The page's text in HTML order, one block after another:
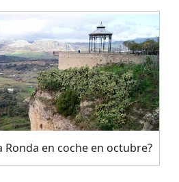
Ronda en coche en octubre?